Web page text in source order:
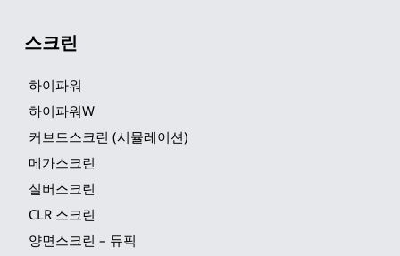
스크린
하이파워
하이파워W
커브드스크린 (시뮬레이션)
메가스크린
실버스크린
CLR 스크린
양면스크린 – 듀픽